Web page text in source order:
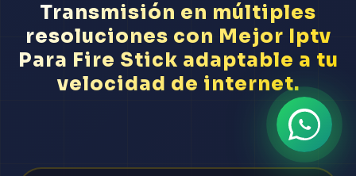
Transmisión en múltiples
resoluciones con Mejor Iptv
Para Fire Stick adaptable a tu
velocidad de internet.